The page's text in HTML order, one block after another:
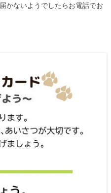
かないようでしたらお電話でお